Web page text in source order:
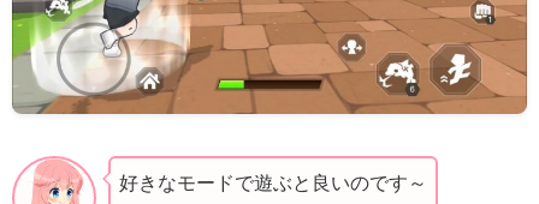
好きなモードで遊ぶと良いのです～